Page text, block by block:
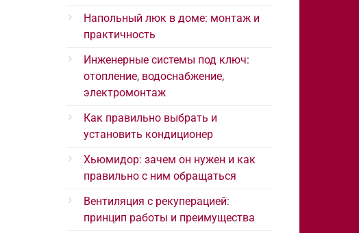
Напольный люк в доме: монтаж и
практичность
Инженерные системы под ключ:
отопление, водоснабжение,
электромонтаж
Как правильно выбрать и
установить кондиционер
Хьюмидор: зачем он нужен и как
правильно с ним обращаться
Вентиляция с рекуперацией:
принцип работы и преимущества